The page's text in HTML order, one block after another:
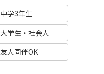
中学3年生
大学生・社会人
友人同伴OK